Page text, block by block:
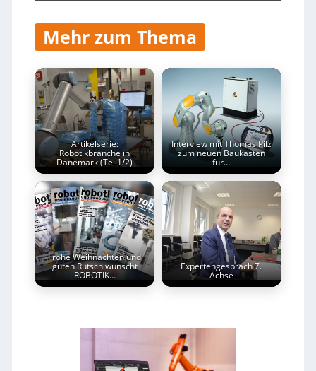
Mehr zum Thema
Artikelserie:
Robotikbranche in
Dänemark (Teil1/2)
Interview mit Thomas Pilz
zum neuen Baukasten
für…
Frohe Weihnachten und
guten Rutsch wünscht
ROBOTIK…
Expertengespräch 7.
Achse